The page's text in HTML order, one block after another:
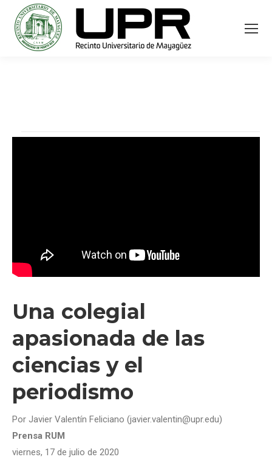
Una colegial
apasionada de las
ciencias y el
periodismo
Por Javier Valentín Feliciano (javier.valentin@upr.edu)
Prensa RUM
viernes, 17 de julio de 2020